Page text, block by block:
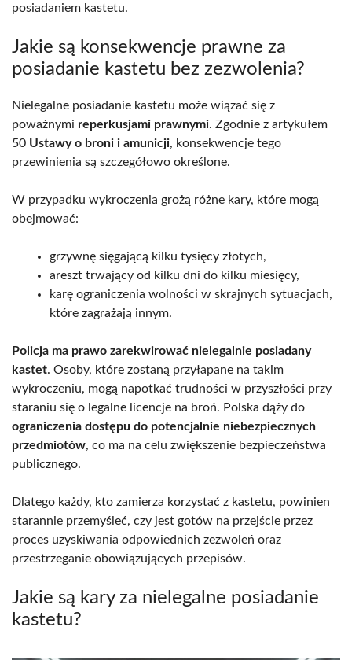
posiadaniem kastetu.
Jakie są konsekwencje prawne za
posiadanie kastetu bez zezwolenia?
Nielegalne posiadanie kastetu może wiązać się z
poważnymi reperkusjami prawnymi. Zgodnie z artykułem
50 Ustawy o broni i amunicji, konsekwencje tego
przewinienia są szczegółowo określone.
W przypadku wykroczenia grożą różne kary, które mogą
obejmować:
grzywnę sięgającą kilku tysięcy złotych,
areszt trwający od kilku dni do kilku miesięcy,
karę ograniczenia wolności w skrajnych sytuacjach,
które zagrażają innym.
Policja ma prawo zarekwirować nielegalnie posiadany
kastet. Osoby, które zostaną przyłapane na takim
wykroczeniu, mogą napotkać trudności w przyszłości przy
staraniu się o legalne licencje na broń. Polska dąży do
ograniczenia dostępu do potencjalnie niebezpiecznych
przedmiotów, co ma na celu zwiększenie bezpieczeństwa
publicznego.
Dlatego każdy, kto zamierza korzystać z kastetu, powinien
starannie przemyśleć, czy jest gotów na przejście przez
proces uzyskiwania odpowiednich zezwoleń oraz
przestrzeganie obowiązujących przepisów.
Jakie są kary za nielegalne posiadanie
kastetu?